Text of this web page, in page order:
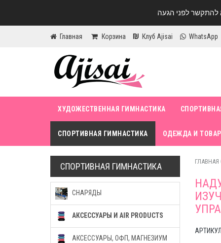
Главная Корзина Клуб Ajisai WhatsApp
ХУДОЖЕСТВЕННАЯ ГИМНАСТИКА
СПОРТИВНАЯ ГИМНАСТИКА ОДЕЖДА И
СПОРТИВНАЯ ГИМНАСТИКА
СНАРЯДЫ
АКСЕССУАРЫ И AIR PRODUCTS
АКСЕССУАРЫ, ОФП, МАГНЕЗИУМ